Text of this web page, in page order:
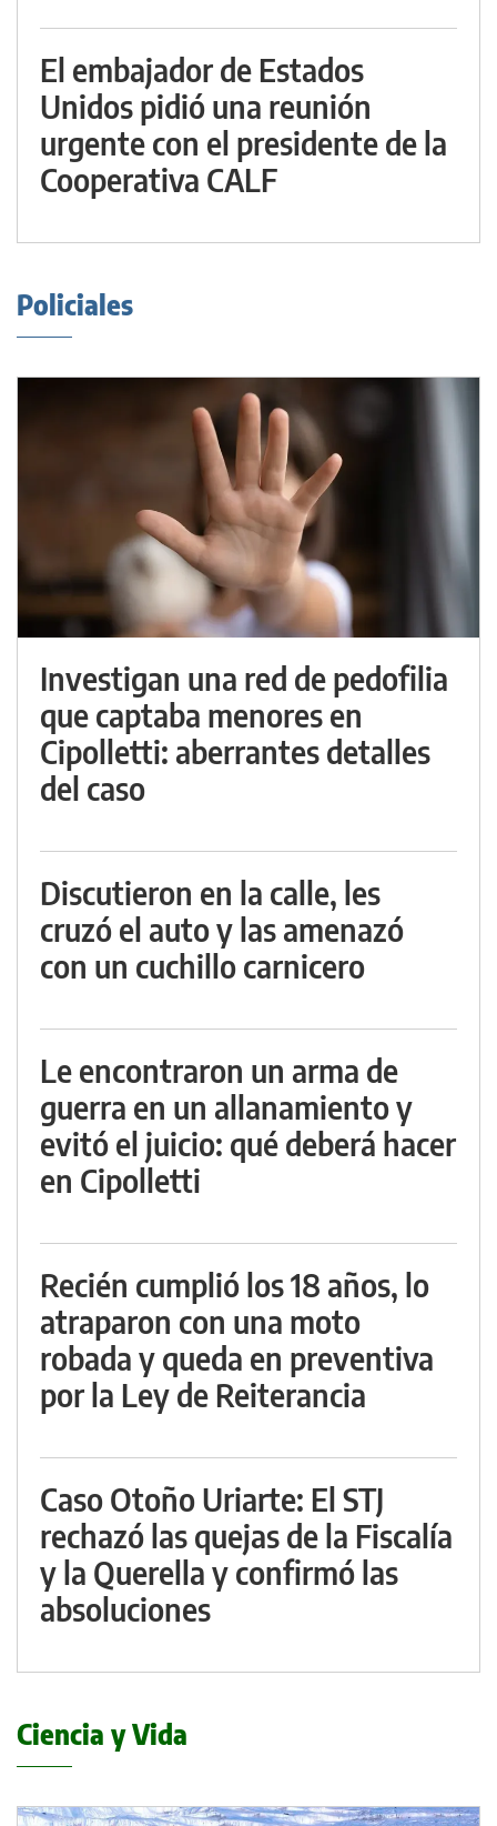
El embajador de Estados
Unidos pidió una reunión
urgente con el presidente de la
Cooperativa CALF
Policiales
Investigan una red de pedofilia
que captaba menores en
Cipolletti: aberrantes detalles
del caso
Discutieron en la calle, les
cruzó el auto y las amenazó
con un cuchillo carnicero
Le encontraron un arma de
guerra en un allanamiento y
evitó el juicio: qué deberá hacer
en Cipolletti
Recién cumplió los 18 años, lo
atraparon con una moto
robada y queda en preventiva
por la Ley de Reiterancia
Caso Otoño Uriarte: El STJ
rechazó las quejas de la Fiscalía
y la Querella y confirmó las
absoluciones
Ciencia y Vida